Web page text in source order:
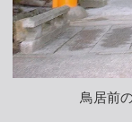
鳥居前